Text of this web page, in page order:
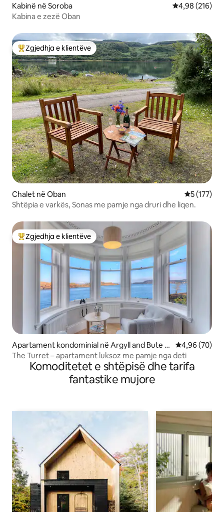
Kabinë në Soroba Vlerësimi
4,98 (216)
Kabina e zezë Oban
Më të mirat e zgjedhjeve të klientëve
Zgjedhja e klientëve
Chalet në Oban Vlerësimi
5 (177)
Shtëpia e varkës, Sonas me pamje nga druri dhe liqen.
Më të mirat e zgjedhjeve të klientëve
Zgjedhja e klientëve
Apartament kondominial në Argyll and Bute C
ouncil
Vlerësimi
4,96 (70)
The Turret – apartament luksoz me pamje nga deti
Komoditetet e shtëpisë dhe tarifa
fantastike mujore